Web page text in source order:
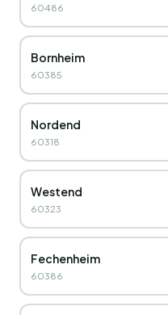
60486
Bornheim
60385
Nordend
60318
Westend
60323
Fechenheim
60386